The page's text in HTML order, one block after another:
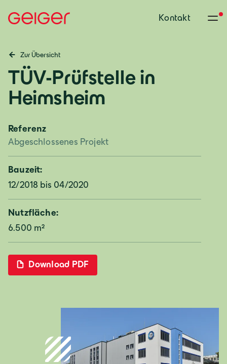
Kontakt
Zur Übersicht
TÜV-Prüfstelle in
Heimsheim
Referenz
Abgeschlossenes Projekt
Bauzeit:
12/2018 bis 04/2020
Nutzfläche:
6.500 m²
Download PDF
Deutschland
Deutsch
Deutsch